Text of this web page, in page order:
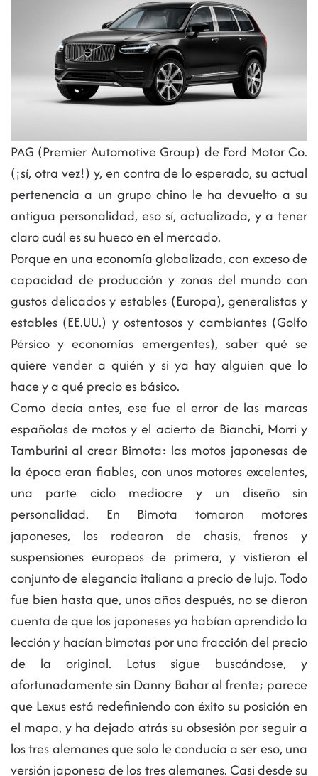
PAG (Premier Automotive Group) de Ford Motor Co.
(¡sí, otra vez!) y, en contra de lo esperado, su actual
pertenencia a un grupo chino le ha devuelto a su
antigua personalidad, eso sí, actualizada, y a tener
claro cuál es su hueco en el mercado.
Porque en una economía globalizada, con exceso de
capacidad de producción y zonas del mundo con
gustos delicados y estables (Europa), generalistas y
estables (EE.UU.) y ostentosos y cambiantes (Golfo
Pérsico y economías emergentes), saber qué se
quiere vender a quién y si ya hay alguien que lo
hace y a qué precio es básico.
Como decía antes, ese fue el error de las marcas
españolas de motos y el acierto de Bianchi, Morri y
Tamburini al crear Bimota: las motos japonesas de
la época eran fiables, con unos motores excelentes,
una parte ciclo mediocre y un diseño sin
personalidad. En Bimota tomaron motores
japoneses, los rodearon de chasis, frenos y
suspensiones europeos de primera, y vistieron el
conjunto de elegancia italiana a precio de lujo. Todo
fue bien hasta que, unos años después, no se dieron
cuenta de que los japoneses ya habían aprendido la
lección y hacían bimotas por una fracción del precio
de la original. Lotus sigue buscándose, y
afortunadamente sin Danny Bahar al frente; parece
que Lexus está redefiniendo con éxito su posición en
el mapa, y ha dejado atrás su obsesión por seguir a
los tres alemanes que solo le conducía a ser eso, una
versión japonesa de los tres alemanes. Casi desde su